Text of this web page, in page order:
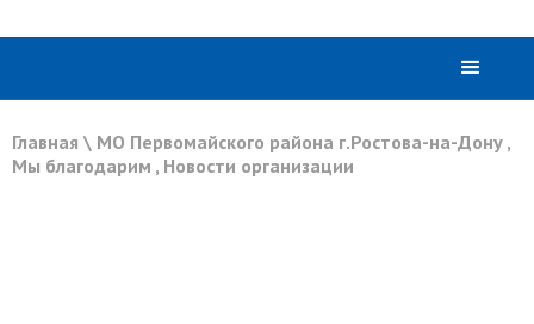
Главная \ МО Первомайского района г.Ростова-на-Дону ,
Мы благодарим , Новости организации